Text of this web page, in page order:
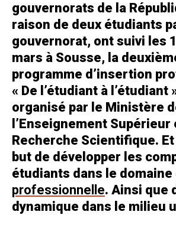
gouvernorats de la
raison de deux étudiants
gouvernorat, ont suivi les
mars à Sousse, la
programme d’insertion
« De l’étudiant à l’étudiant
organisé par le Ministère
l’Enseignement Supérieur
Recherche Scientifique.
but de développer les
étudiants dans le domaine
professionnelle. Ainsi que
dynamique dans le milieu